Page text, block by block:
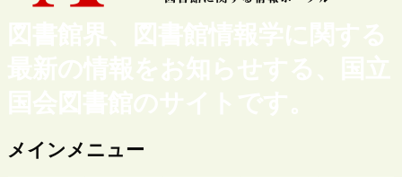
図書館界、図書館情報学に関する
最新の情報をお知らせする、国立
国会図書館のサイトです。
メインメニュー